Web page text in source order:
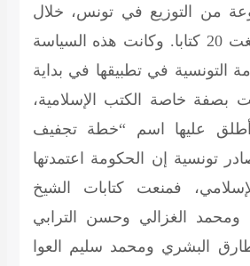
من التوزيع في تونس، خلال
السنة الماضية، بلغت 20 كتابا. وكانت هذه السياسة
التونسية في تطبيقها في بداية
بصفة خاصة الكتب الإسلامية،
عليها اسم “خطة تجفيف
تونسية إن الحكومة اعتمدتها
فمنعت كتابات الشيخ
الغزالي وحسن الترابي
البشري ومحمد سليم العوا